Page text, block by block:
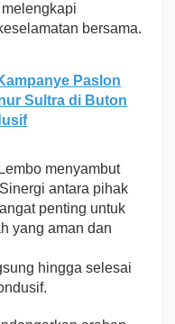
bersama.
Paslon
Sultra di Buton
menyambut
antara pihak
penting untuk
yang aman dan
hingga selesai